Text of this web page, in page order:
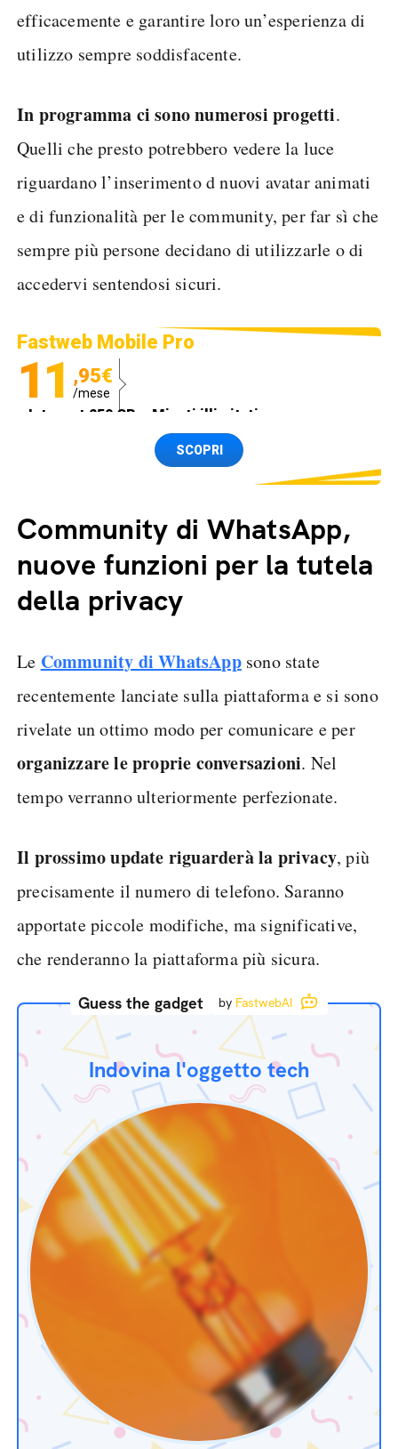
efficacemente e garantire loro un’esperienza di
utilizzo sempre soddisfacente.
In programma ci sono numerosi progetti.
Quelli che presto potrebbero vedere la luce
riguardano l’inserimento d nuovi avatar animati
e di funzionalità per le community, per far sì che
sempre più persone decidano di utilizzarle o di
accedervi sentendosi sicuri.
Fastweb Mobile Pro
11 ,95€
/mese
Internet 250 GB e Minuti illimitati
Spedizione SIM GRATISSCOPRI
Community di WhatsApp,
nuove funzioni per la tutela
della privacy
Le Community di WhatsAppsono state
recentemente lanciate sulla piattaforma e si sono
rivelate un ottimo modo per comunicare e per
organizzare le proprie conversazioni. Nel
tempo verranno ulteriormente perfezionate.
Il prossimo update riguarderà la privacy, più
precisamente il numero di telefono. Saranno
apportate piccole modifiche, ma significative,
che renderanno la piattaforma più sicura.
Guess the gadget by FastwebAI
Indovina l'oggetto tech